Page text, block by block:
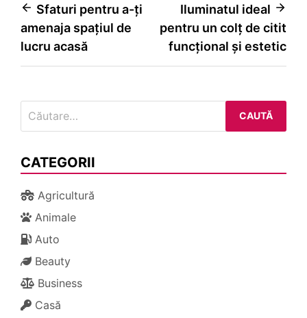
Navigare
în
articole
Sfaturi pentru a-ți
amenaja spațiul de
lucru acasă
Iluminatul ideal
pentru un colț de citit
funcțional și estetic
după:
CATEGORII
Agricultură
Animale
Auto
Beauty
Business
Casă